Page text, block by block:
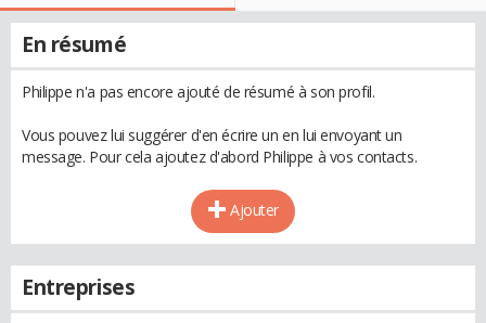
En résumé
Philippe n'a pas encore ajouté de résumé à son profil.
Vous pouvez lui suggérer d'en écrire un en lui envoyant un
message. Pour cela ajoutez d'abord Philippe à vos contacts.
Ajouter
Entreprises